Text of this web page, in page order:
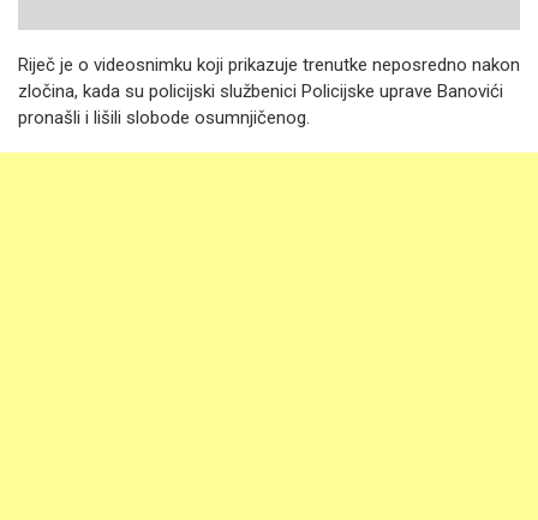
Riječ je o videosnimku koji prikazuje trenutke neposredno nakon
zločina, kada su policijski službenici Policijske uprave Banovići
pronašli i lišili slobode osumnjičenog.